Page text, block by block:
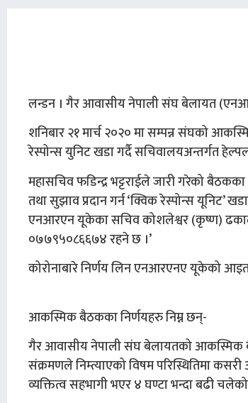
लन्डन । गैर आवासीय नेपाली संघ बेलायत
शनिबार २१ मार्च २०२० मा सम्पन्न संघको
रेस्पोन्स युनिट खडा गर्दै सचिवालयअन्तर्गत
महासचिव फडिन्द्र भट्टराईले जारी गरेको
तथा सुझाव प्रदान गर्न ‘क्विक रेस्पोन्स यूनिट’
एनआरएन यूकेका सचिव कोशलेश्वर (कृष्ण)
०७७९५०८६६७४ रहने छ ।’
कोरोनाबारे निर्णय लिन एनआरएनए यूकेको
आकस्मिक बैठकका निर्णयहरु निम्न छन्-
गैर आवासीय नेपाली संघ बेलायतको आकस्मिक
संक्रमणले निम्त्याएको विषम परिस्थितिमा
व्यक्तित्व सहभागी भएर ४ घण्टा भन्दा बढी